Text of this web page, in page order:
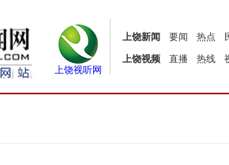
上饶视听网
上饶新闻 要闻 热点
上饶视频
直播 热线